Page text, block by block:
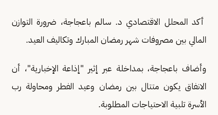
أكد المحلل الاقتصادي د. سالم باعجاجة، ضرورة التوازن
المالي بين مصروفات شهر رمضان المبارك وتكاليف العيد.
وأضاف باعجاجة، بمداخلة عبر إثير "إذاعة الإخبارية"، أن
الانفاق يكون متتال بين رمضان وعيد الفطر ومحاولة رب
الأسرة تلبية الاحتياجات المطلوبة.